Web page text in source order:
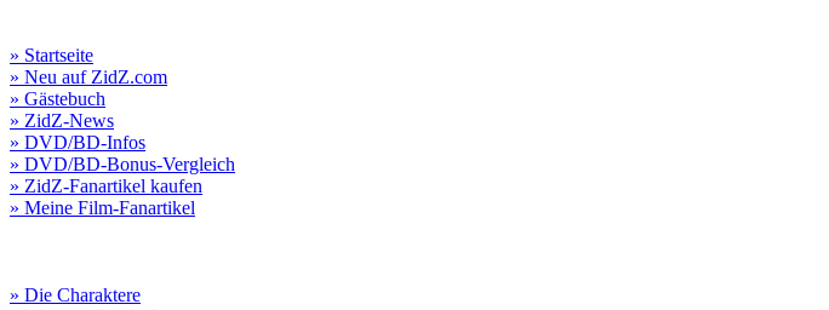
» Startseite
» Neu auf ZidZ.com
» Gästebuch
» ZidZ-News
» DVD/BD-Infos
» DVD/BD-Bonus-Vergleich
» ZidZ-Fanartikel kaufen
» Meine Film-Fanartikel
» Die Charaktere